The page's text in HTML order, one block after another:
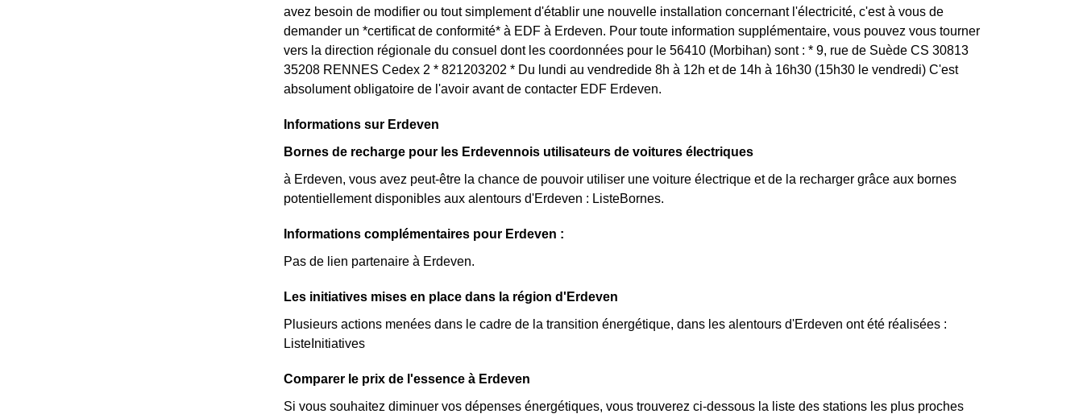
avez besoin de modifier ou tout simplement d'établir une nouvelle installation concernant l'électricité, c'est à vous de
demander un *certificat de conformité* à EDF à Erdeven. Pour toute information supplémentaire, vous pouvez vous tourner
vers la direction régionale du consuel dont les coordonnées pour le 56410 (Morbihan) sont : * 9, rue de Suède CS 30813
35208 RENNES Cedex 2 * 821203202 * Du lundi au vendredide 8h à 12h et de 14h à 16h30 (15h30 le vendredi) C'est
absolument obligatoire de l'avoir avant de contacter EDF Erdeven.
Informations sur Erdeven
Bornes de recharge pour les Erdevennois utilisateurs de voitures électriques
à Erdeven, vous avez peut-être la chance de pouvoir utiliser une voiture électrique et de la recharger grâce aux bornes
potentiellement disponibles aux alentours d'Erdeven : ListeBornes.
Informations complémentaires pour Erdeven :
Pas de lien partenaire à Erdeven.
Les initiatives mises en place dans la région d'Erdeven
Plusieurs actions menées dans le cadre de la transition énergétique, dans les alentours d'Erdeven ont été réalisées :
ListeInitiatives
Comparer le prix de l'essence à Erdeven
Si vous souhaitez diminuer vos dépenses énergétiques, vous trouverez ci-dessous la liste des stations les plus proches